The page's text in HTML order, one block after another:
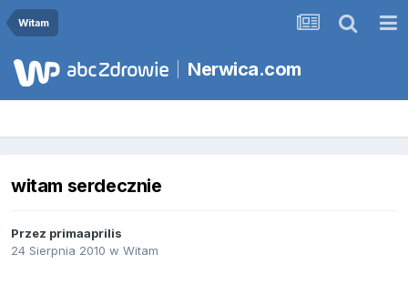
Witam
Nerwica.com
witam serdecznie
Przez primaaprilis
24 Sierpnia 2010 w Witam